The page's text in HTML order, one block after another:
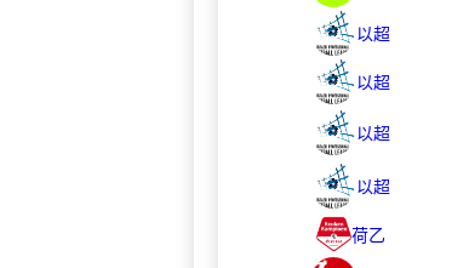
以超
以超
以超
以超
荷乙